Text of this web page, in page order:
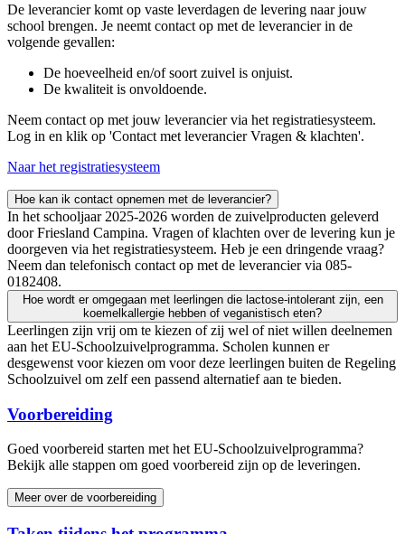
De leverancier komt op vaste leverdagen de levering naar jouw
school brengen. Je neemt contact op met de leverancier in de
volgende gevallen:
De hoeveelheid en/of soort zuivel is onjuist.
De kwaliteit is onvoldoende.
Neem contact op met jouw leverancier via het registratiesysteem.
Log in en klik op 'Contact met leverancier Vragen & klachten'.
Naar het registratiesysteem
Hoe kan ik contact opnemen met de leverancier?
In het schooljaar 2025-2026 worden de zuivelproducten geleverd
door Friesland Campina. Vragen of klachten over de levering kun je
doorgeven via het registratiesysteem. Heb je een dringende vraag?
Neem dan telefonisch contact op met de leverancier via 085-
0182408.
Hoe wordt er omgegaan met leerlingen die lactose-intolerant zijn, een
koemelkallergie hebben of veganistisch eten?
Leerlingen zijn vrij om te kiezen of zij wel of niet willen deelnemen
aan het EU-Schoolzuivelprogramma. Scholen kunnen er
desgewenst voor kiezen om voor deze leerlingen buiten de Regeling
Schoolzuivel om zelf een passend alternatief aan te bieden.
Voorbereiding
Goed voorbereid starten met het EU-Schoolzuivelprogramma?
Bekijk alle stappen om goed voorbereid zijn op de leveringen.
Meer over de voorbereiding